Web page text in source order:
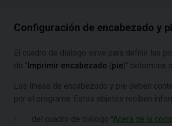
Configuración de encabezado y
El cuadro de diálogo sirve para definir las
de "Imprimir encabezado ( pie)" determina
Las líneas de encabezado y pie deben
por el programa. Estos objetos reciben
del cuadro de diálogo "Acera de la